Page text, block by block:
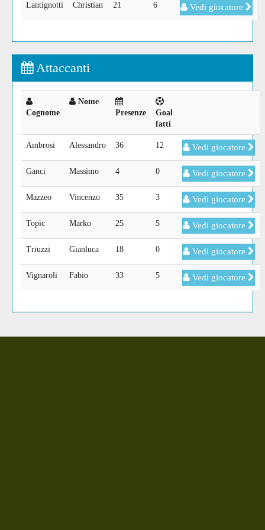
Lantignotti Christian 21 6 Vedi giocatore
Attaccanti
Cognome
Nome
Presenze
Goal
fatti
Ambrosi Alessandro 36 12 Vedi giocatore
Ganci Massimo 4 0 Vedi giocatore
Mazzeo Vincenzo 35 3 Vedi giocatore
Topic Marko 25 5 Vedi giocatore
Triuzzi Gianluca 18 0 Vedi giocatore
Vignaroli Fabio 33 5 Vedi giocatore